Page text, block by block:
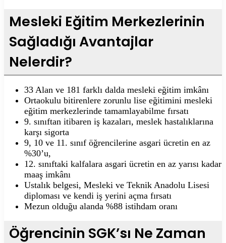
Mesleki Eğitim Merkezlerinin
Sağladığı Avantajlar
Nelerdir?
33 Alan ve 181 farklı dalda mesleki eğitim imkânı
Ortaokulu bitirenlere zorunlu lise eğitimini mesleki
eğitim merkezlerinde tamamlayabilme fırsatı
9. sınıftan itibaren iş kazaları, meslek hastalıklarına
karşı sigorta
9, 10 ve 11. sınıf öğrencilerine asgari ücretin en az
%30’u,
12. sınıftaki kalfalara asgari ücretin en az yarısı kadar
maaş imkânı
Ustalık belgesi, Mesleki ve Teknik Anadolu Lisesi
diploması ve kendi iş yerini açma fırsatı
Mezun olduğu alanda %88 istihdam oranı
Öğrencinin SGK’sı Ne Zaman